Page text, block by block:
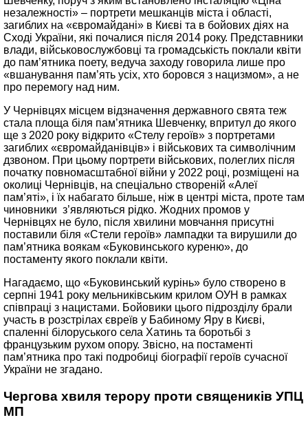
незалежності» – портрети мешканців міста і області,
загиблих на «євромайдані» в Києві та в бойових діях на
Сході України, які почалися після 2014 року. Представники
влади, військовослужбовці та громадськість поклали квіти
до пам’ятника поету, ведуча заходу говорила лише про
«вшанування пам’ять усіх, хто боровся з нацизмом», а не
про перемогу над ним.
У Чернівцях місцем відзначення державного свята теж
стала площа біля пам’ятника Шевченку, впритул до якого
ще з 2020 року відкрито «Стелу героїв» з портретами
загиблих «євромайданівців» і військових та символічним
дзвоном. При цьому портрети військових, полеглих після
початку повномасштабної війни у 2022 році, розміщені на
околиці Чернівців, на спеціально створеній «Алеї
пам’яті», і їх набагато більше, ніж в центрі міста, проте там
чиновники з’являються рідко. Жодних промов у
Чернівцях не було, після хвилини мовчання присутні
поставили біля «Стели героїв» лампадки та вирушили до
пам’ятника воякам «Буковинського куреню», до
постаменту якого поклали квіти.
Нагадаємо, що «Буковинський курінь» було створено в
серпні 1941 року мельниківським крилом ОУН в рамках
співпраці з нацистами. Бойовики цього підрозділу брали
участь в розстрілах євреїв у Бабиному Яру в Києві,
спаленні білоруського села Хатинь та боротьбі з
французьким рухом опору. Звісно, на постаменті
пам’ятника про такі подробиці біографії героїв сучасної
України не згадано.
Чергова хвиля терору проти священиків УПЦ
МП